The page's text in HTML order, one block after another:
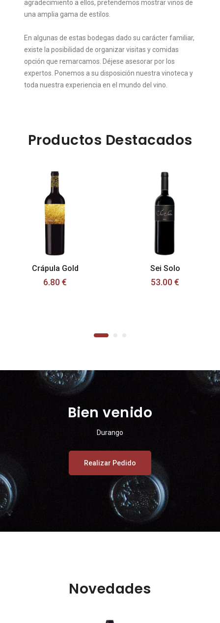
agradecimiento a ellos, pretendemos mostrar vinos de
una amplia gama de estilos.
En algunas de estas bodegas dado su carácter familiar,
existe la posibilidad de organizar visitas y comidas
opción que remarcamos. Déjese asesorar por los
expertos. Ponemos a su disposición nuestra vinoteca y
toda nuestra experiencia en el mundo del vino.
Productos Destacados
Crápula Gold
6.80 €
Sei Solo
53.00 €
Bien venido
Durango
Realizar Pedido
Novedades